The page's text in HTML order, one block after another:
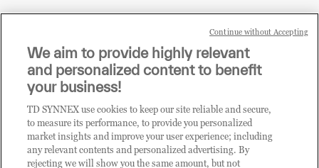
Sei un rivenditore di tecnologia e desideri acquistare
i prodotti o le soluzioni trattate sul blog?
CLICCA QUI E DIVENTA
CLIENTE TD SYNNEX
We aim to provide highly relevant
and personalized content to benefit
your business!
TD SYNNEX use cookies to keep our site reliable and secure,
to measure its performance, to provide you personalized
market insights and improve your user experience; including
any relevant contents and personalized advertising. By
rejecting we will show you the same amount, but not
Continue without Accepting